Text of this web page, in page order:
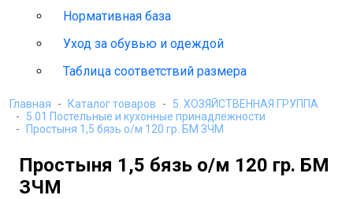
Нормативная база
Уход за обувью и одеждой
Таблица соответствий размера
Главная Каталог товаров
5. ХОЗЯЙСТВЕННАЯ ГРУППА
5.01 Постельные и кухонные принадлежности
Простыня 1,5 бязь о/м 120 гр. БМ ЗЧМ
Простыня 1,5 бязь о/м 120 гр. БМ
ЗЧМ